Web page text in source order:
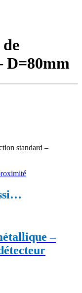
D=80mm
standard –
–